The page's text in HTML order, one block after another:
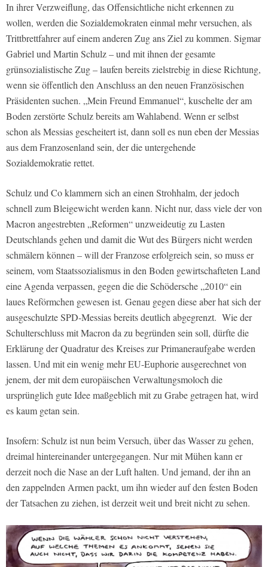
In ihrer Verzweiflung, das Offensichtliche nicht erkennen zu
wollen, werden die Sozialdemokraten einmal mehr versuchen, als
Trittbrettfahrer auf einem anderen Zug ans Ziel zu kommen. Sigmar
Gabriel und Martin Schulz – und mit ihnen der gesamte
grünsozialistische Zug – laufen bereits zielstrebig in diese Richtung,
wenn sie öffentlich den Anschluss an den neuen Französischen
Präsidenten suchen. „Mein Freund Emmanuel“, kuschelte der am
Boden zerstörte Schulz bereits am Wahlabend. Wenn er selbst
schon als Messias gescheitert ist, dann soll es nun eben der Messias
aus dem Franzosenland sein, der die untergehende
Sozialdemokratie rettet.
Schulz und Co klammern sich an einen Strohhalm, der jedoch
schnell zum Bleigewicht werden kann. Nicht nur, dass viele der von
Macron angestrebten „Reformen“ unzweideutig zu Lasten
Deutschlands gehen und damit die Wut des Bürgers nicht werden
schmälern können – will der Franzose erfolgreich sein, so muss er
seinem, vom Staatssozialismus in den Boden gewirtschafteten Land
eine Agenda verpassen, gegen die die Schödersche „2010“ ein
laues Reförmchen gewesen ist. Genau gegen diese aber hat sich der
ausgeschulzte SPD-Messias bereits deutlich abgegrenzt. Wie der
Schulterschluss mit Macron da zu begründen sein soll, dürfte die
Erklärung der Quadratur des Kreises zur Primaneraufgabe werden
lassen. Und mit ein wenig mehr EU-Euphorie ausgerechnet von
jenem, der mit dem europäischen Verwaltungsmoloch die
ursprünglich gute Idee maßgeblich mit zu Grabe getragen hat, wird
es kaum getan sein.
Insofern: Schulz ist nun beim Versuch, über das Wasser zu gehen,
dreimal hintereinander untergegangen. Nur mit Mühen kann er
derzeit noch die Nase an der Luft halten. Und jemand, der ihn an
den zappelnden Armen packt, um ihn wieder auf den festen Boden
der Tatsachen zu ziehen, ist derzeit weit und breit nicht zu sehen.